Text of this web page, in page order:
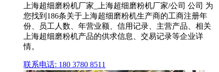
上海超细磨粉机厂家_上海超细磨粉机厂家/公司 公司 为
您找到186条关于上海超细磨粉机生产商的工商注册年
份、员工人数、年营业额、信用记录、主营产品、相关
上海超细磨粉机产品的供求信息、交易记录等企业详
情。
联系电话: 180 3780 8511